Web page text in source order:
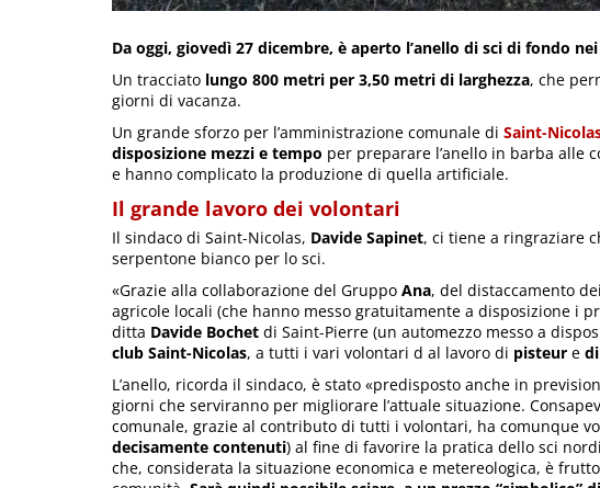
Da oggi, giovedì 27 dicembre, è aperto l’anello di sci di fondo
Un tracciato lungo 800 metri per 3,50 metri di larghezza, che
giorni di vacanza.
Un grande sforzo per l’amministrazione comunale di Saint-
disposizione mezzi e tempo per preparare l’anello in barba alle
e hanno complicato la produzione di quella artificiale.
Il grande lavoro dei volontari
Il sindaco di Saint-Nicolas, Davide Sapinet, ci tiene a ringraziare
serpentone bianco per lo sci.
«Grazie alla collaborazione del Gruppo Ana, del distaccamento dei
agricole locali (che hanno messo gratuitamente a disposizione i
ditta Davide Bochet di Saint-Pierre (un automezzo messo a
club Saint-Nicolas, a tutti i vari volontari d al lavoro di pisteur e
L’anello, ricorda il sindaco, è stato «predisposto anche in
giorni che serviranno per migliorare l’attuale situazione.
comunale, grazie al contributo di tutti i volontari, ha comunque
decisamente contenuti) al fine di favorire la pratica dello sci
che, considerata la situazione economica e metereologica, è